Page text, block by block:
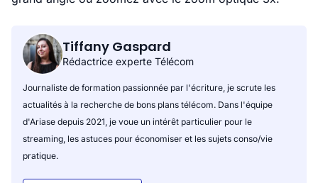
Tiffany Gaspard
Rédactrice experte Télécom
Journaliste de formation passionnée par l'écriture, je scrute les
actualités à la recherche de bons plans télécom. Dans l'équipe
d'Ariase depuis 2021, je voue un intérêt particulier pour le
streaming, les astuces pour économiser et les sujets conso/vie
pratique.